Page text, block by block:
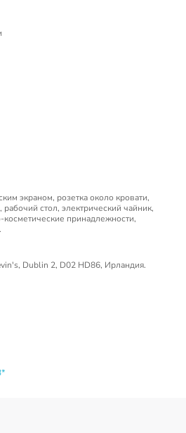
экраном, розетка около кровати,
стол, электрический чайник,
принадлежности,
Dublin 2, D02 HD86, Ирландия.